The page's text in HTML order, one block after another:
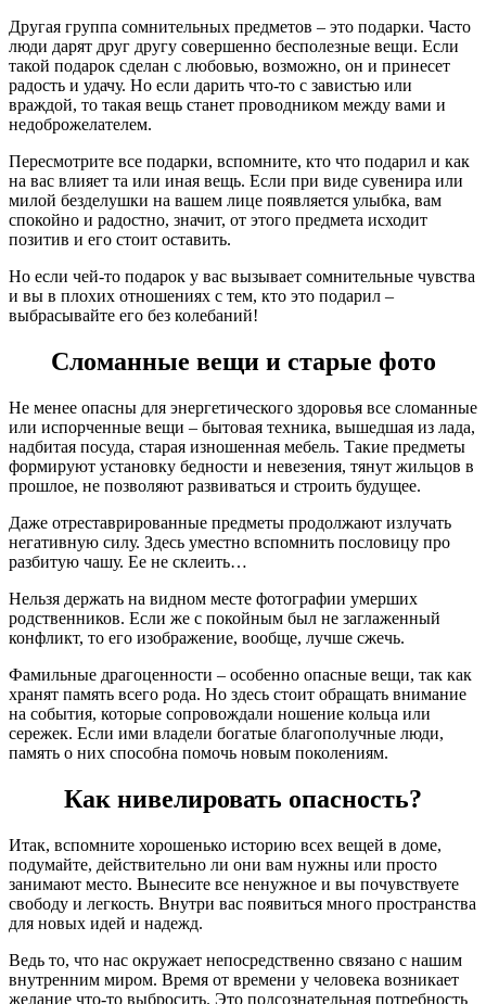
Другая группа сомнительных предметов – это подарки. Часто
люди дарят друг другу совершенно бесполезные вещи. Если
такой подарок сделан с любовью, возможно, он и принесет
радость и удачу. Но если дарить что-то с завистью или
враждой, то такая вещь станет проводником между вами и
недоброжелателем.
Пересмотрите все подарки, вспомните, кто что подарил и как
на вас влияет та или иная вещь. Если при виде сувенира или
милой безделушки на вашем лице появляется улыбка, вам
спокойно и радостно, значит, от этого предмета исходит
позитив и его стоит оставить.
Но если чей-то подарок у вас вызывает сомнительные чувства
и вы в плохих отношениях с тем, кто это подарил –
выбрасывайте его без колебаний!
Сломанные вещи и старые фото
Не менее опасны для энергетического здоровья все сломанные
или испорченные вещи – бытовая техника, вышедшая из лада,
надбитая посуда, старая изношенная мебель. Такие предметы
формируют установку бедности и невезения, тянут жильцов в
прошлое, не позволяют развиваться и строить будущее.
Даже отреставрированные предметы продолжают излучать
негативную силу. Здесь уместно вспомнить пословицу про
разбитую чашу. Ее не склеить…
Нельзя держать на видном месте фотографии умерших
родственников. Если же с покойным был не заглаженный
конфликт, то его изображение, вообще, лучше сжечь.
Фамильные драгоценности – особенно опасные вещи, так как
хранят память всего рода. Но здесь стоит обращать внимание
на события, которые сопровождали ношение кольца или
сережек. Если ими владели богатые благополучные люди,
память о них способна помочь новым поколениям.
Как нивелировать опасность?
Итак, вспомните хорошенько историю всех вещей в доме,
подумайте, действительно ли они вам нужны или просто
занимают место. Вынесите все ненужное и вы почувствуете
свободу и легкость. Внутри вас появиться много пространства
для новых идей и надежд.
Ведь то, что нас окружает непосредственно связано с нашим
внутренним миром. Время от времени у человека возникает
желание что-то выбросить. Это подсознательная потребность